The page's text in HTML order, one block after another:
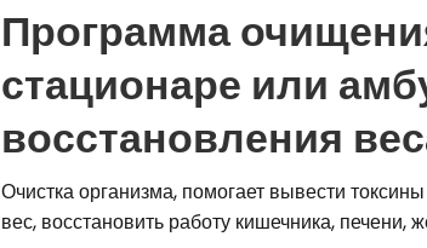
Программа
стационаре или
восстановления
Очистка организма, помогает вывести
вес, восстановить работу кишечника,